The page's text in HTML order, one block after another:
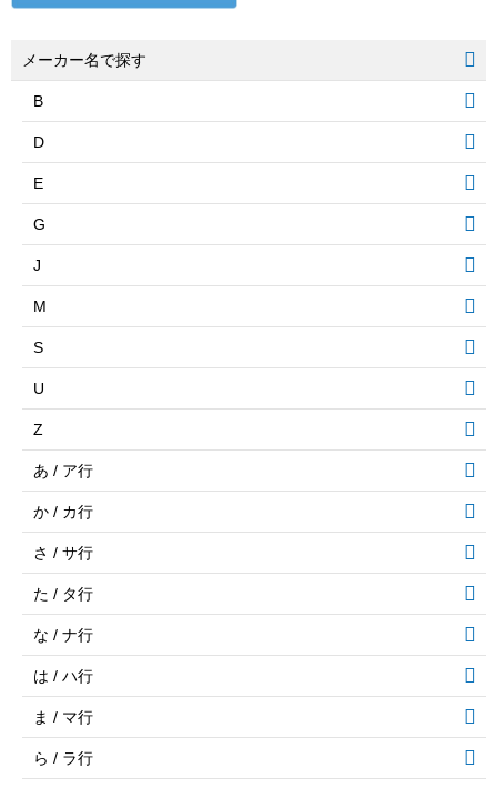
メーカー名で探す
B
D
E
G
J
M
S
U
Z
あ / ア行
か / カ行
さ / サ行
た / タ行
な / ナ行
は / ハ行
ま / マ行
ら / ラ行